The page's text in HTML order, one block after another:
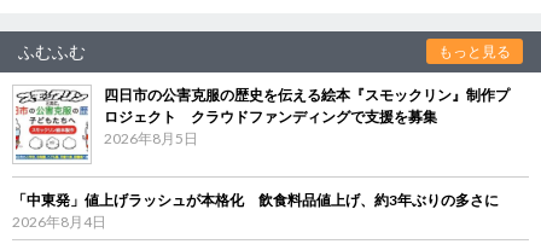
ふむふむ もっと見る
四日市の公害克服の歴史を伝える絵本『スモックリン』制作プ
ロジェクト クラウドファンディングで支援を募集
2026年8月5日
「中東発」値上げラッシュが本格化 飲食料品値上げ、約3年ぶりの多さに
2026年8月4日